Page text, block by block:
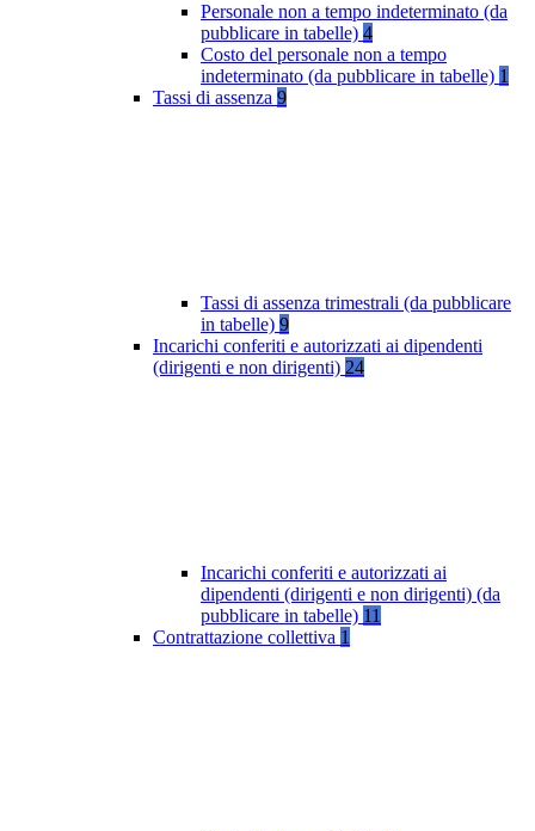
Personale non a tempo indeterminato (da
pubblicare in tabelle) 4
Costo del personale non a tempo
indeterminato (da pubblicare in tabelle) 1
Tassi di assenza 9
Tassi di assenza trimestrali (da pubblicare
in tabelle) 9
Incarichi conferiti e autorizzati ai dipendenti
(dirigenti e non dirigenti) 24
Incarichi conferiti e autorizzati ai
dipendenti (dirigenti e non dirigenti) (da
pubblicare in tabelle) 11
Contrattazione collettiva 1